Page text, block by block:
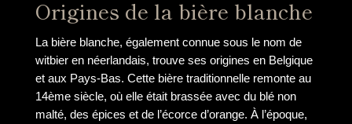
Origines de la bière blanche
La bière blanche, également connue sous le nom de
witbier en néerlandais, trouve ses origines en Belgique
et aux Pays-Bas. Cette bière traditionnelle remonte au
14ème siècle, où elle était brassée avec du blé non
malté, des épices et de l’écorce d’orange. À l’époque,